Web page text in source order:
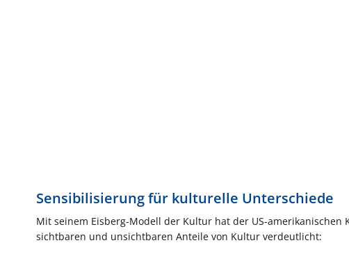
Sensibilisierung für kulturelle Unterschiede
Mit seinem Eisberg-Modell der Kultur hat der US-
sichtbaren und unsichtbaren Anteile von Kultur verdeutlicht: